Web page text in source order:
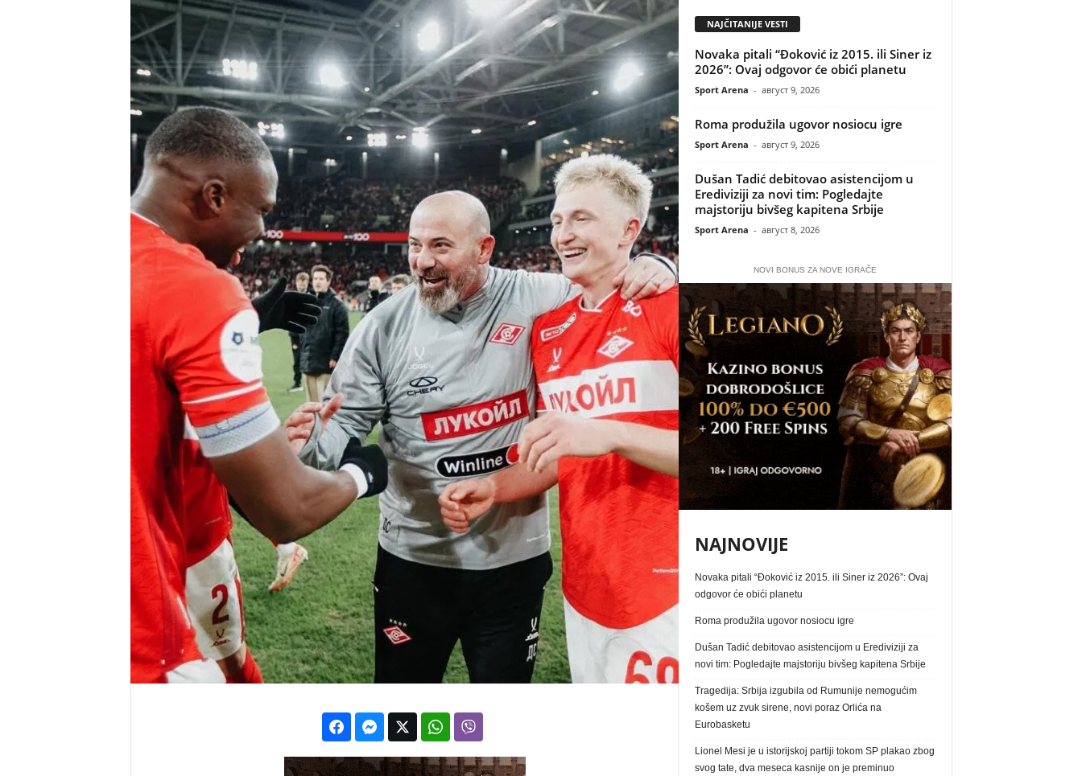
e
n
a
NAJČITANIJE VESTI
Novaka pitali “Đoković iz 2015. ili Siner iz
2026”: Ovaj odgovor će obići planetu
Sport Arena - август 9, 2026
Roma produžila ugovor nosiocu igre
Sport Arena - август 9, 2026
Dušan Tadić debitovao asistencijom u
Erediviziji za novi tim: Pogledajte
majstoriju bivšeg kapitena Srbije
Sport Arena - август 8, 2026
NOVI BONUS ZA NOVE IGRAČE
NAJNOVIJE
Novaka pitali “Đoković iz 2015. ili Siner iz 2026”: Ovaj
odgovor će obići planetu
Roma produžila ugovor nosiocu igre
Dušan Tadić debitovao asistencijom u Erediviziji za
novi tim: Pogledajte majstoriju bivšeg kapitena Srbije
Tragedija: Srbija izgubila od Rumunije nemogućim
košem uz zvuk sirene, novi poraz Orlića na
Eurobasketu
Lionel Mesi je u istorijskoj partiji tokom SP plakao zbog
svog tate, dva meseca kasnije on je preminuo